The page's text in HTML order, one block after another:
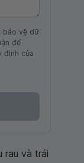
bảo vệ dữ
để
định của
rau và trái